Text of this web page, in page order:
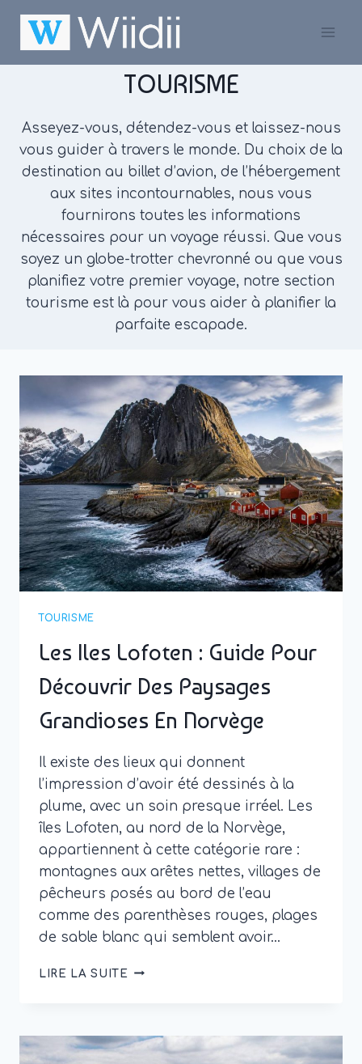
content
TOURISME
Asseyez-vous, détendez-vous et laissez-nous
vous guider à travers le monde. Du choix de la
destination au billet d’avion, de l’hébergement
aux sites incontournables, nous vous
fournirons toutes les informations
nécessaires pour un voyage réussi. Que vous
soyez un globe-trotter chevronné ou que vous
planifiez votre premier voyage, notre section
tourisme est là pour vous aider à planifier la
parfaite escapade.
TOURISME
Les Iles Lofoten : Guide Pour
Découvrir Des Paysages
Grandioses En Norvège
Il existe des lieux qui donnent
l’impression d’avoir été dessinés à la
plume, avec un soin presque irréel. Les
îles Lofoten, au nord de la Norvège,
appartiennent à cette catégorie rare :
montagnes aux arêtes nettes, villages de
pêcheurs posés au bord de l’eau
comme des parenthèses rouges, plages
de sable blanc qui semblent avoir…
LIRE LA SUITE LES
GUIDE
POUR